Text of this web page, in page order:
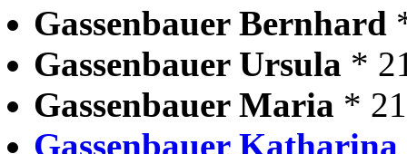
Gassenbauer Bernhard
Gassenbauer Ursula *
Gassenbauer Maria *
Gassenbauer Katharina